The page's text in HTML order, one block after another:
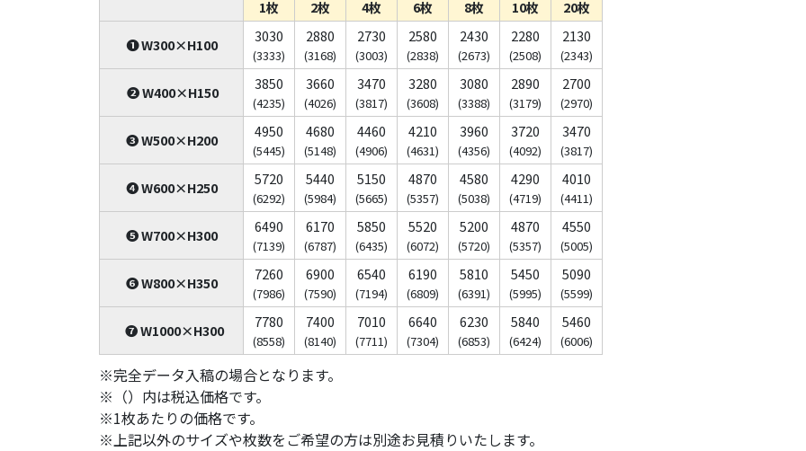
1枚 2枚 4枚 6枚 8枚 10枚
20枚
❶ W300×H100
3030
(3333)
2880
(3168)
2730
(3003)
2580
(2838)
2430
(2673)
2280
(2508)
2130
(2343)
❷ W400×H150 3850
(4235)
3660
(4026)
3470
(3817)
3280
(3608)
3080
(3388)
2890
(3179)
2700
(2970)
❸ W500×H200 4950
(5445)
4680
(5148)
4460
(4906)
4210
(4631)
3960
(4356)
3720
(4092)
3470
(3817)
❹ W600×H250 5720
(6292)
5440
(5984)
5150
(5665)
4870
(5357)
4580
(5038)
4290
(4719)
4010
(4411)
❺ W700×H300 6490
(7139)
6170
(6787)
5850
(6435)
5520
(6072)
5200
(5720)
4870
(5357)
4550
(5005)
❻ W800×H350 7260
(7986)
6900
(7590)
6540
(7194)
6190
(6809)
5810
(6391)
5450
(5995)
5090
(5599)
❼ W1000×H300 7780
(8558)
7400
(8140)
7010
(7711)
6640
(7304)
6230
(6853)
5840
(6424)
5460
(6006)
※完全データ入稿の場合となります。
※（）内は税込価格です。
※1枚あたりの価格です。
※上記以外のサイズや枚数をご希望の方は別途お見積りいたします。